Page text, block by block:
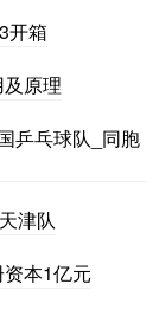
开箱
原理
乒乓球队_同胞
津队
本1亿元